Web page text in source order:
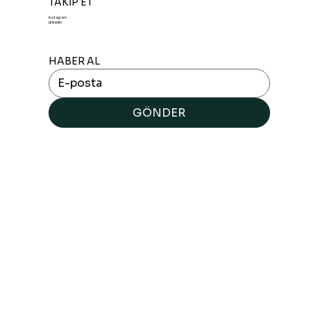
Instagram
LinkedIn
HABER AL
GÖNDER